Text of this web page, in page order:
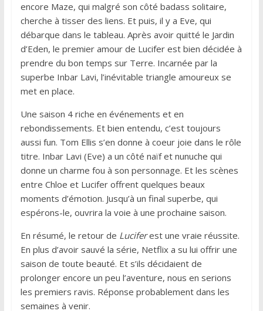
encore Maze, qui malgré son côté badass solitaire,
cherche à tisser des liens. Et puis, il y a Eve, qui
débarque dans le tableau. Après avoir quitté le Jardin
d’Eden, le premier amour de Lucifer est bien décidée à
prendre du bon temps sur Terre. Incarnée par la
superbe Inbar Lavi, l’inévitable triangle amoureux se
met en place.
Une saison 4 riche en événements et en
rebondissements. Et bien entendu, c’est toujours
aussi fun. Tom Ellis s’en donne à coeur joie dans le rôle
titre. Inbar Lavi (Eve) a un côté naïf et nunuche qui
donne un charme fou à son personnage. Et les scènes
entre Chloe et Lucifer offrent quelques beaux
moments d’émotion. Jusqu’à un final superbe, qui
espérons-le, ouvrira la voie à une prochaine saison.
En résumé, le retour de Luciferest une vraie réussite.
En plus d’avoir sauvé la série, Netflix a su lui offrir une
saison de toute beauté. Et s’ils décidaient de
prolonger encore un peu l’aventure, nous en serions
les premiers ravis. Réponse probablement dans les
semaines à venir.